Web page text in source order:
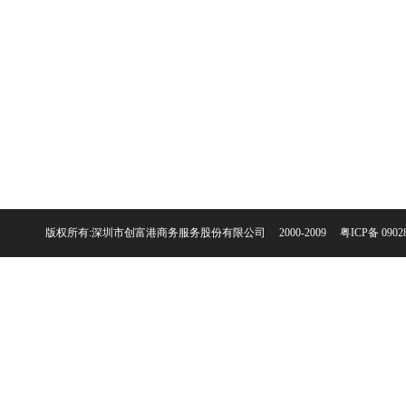
版权所有:深圳市创富港商务服务股份有限公司 2000-2009 粤ICP备